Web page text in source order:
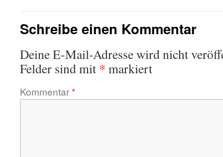
Schreibe einen Kommentar
Deine E-Mail-Adresse wird nicht
Felder sind mit * markiert
Kommentar*